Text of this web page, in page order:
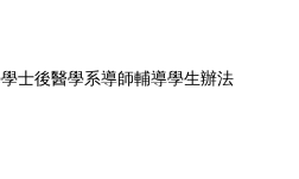
士後醫學系導師輔導學生辦法